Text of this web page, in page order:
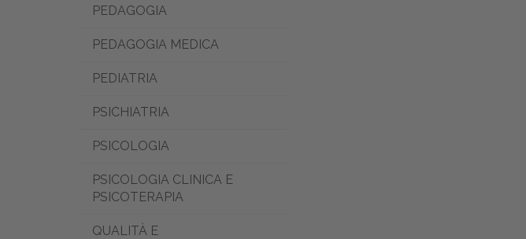
PEDAGOGIA
PEDAGOGIA MEDICA
PEDIATRIA
PSICHIATRIA
PSICOLOGIA
PSICOLOGIA CLINICA E
PSICOTERAPIA
QUALITÀ E